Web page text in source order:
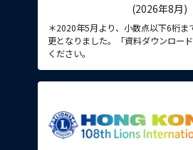
(2026年8月)
＊2020年5月より、小数点以下6桁ま
更となりました。「資料ダウンロー
ください。